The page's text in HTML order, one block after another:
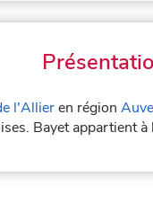
l'Allieren région
Bayet appartient à